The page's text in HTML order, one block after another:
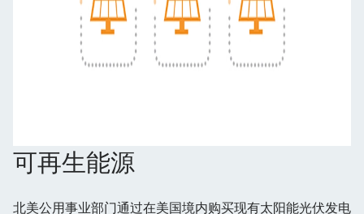
可再生能源
北美公用事业部门通过在美国境内购买现有太阳能光伏发电